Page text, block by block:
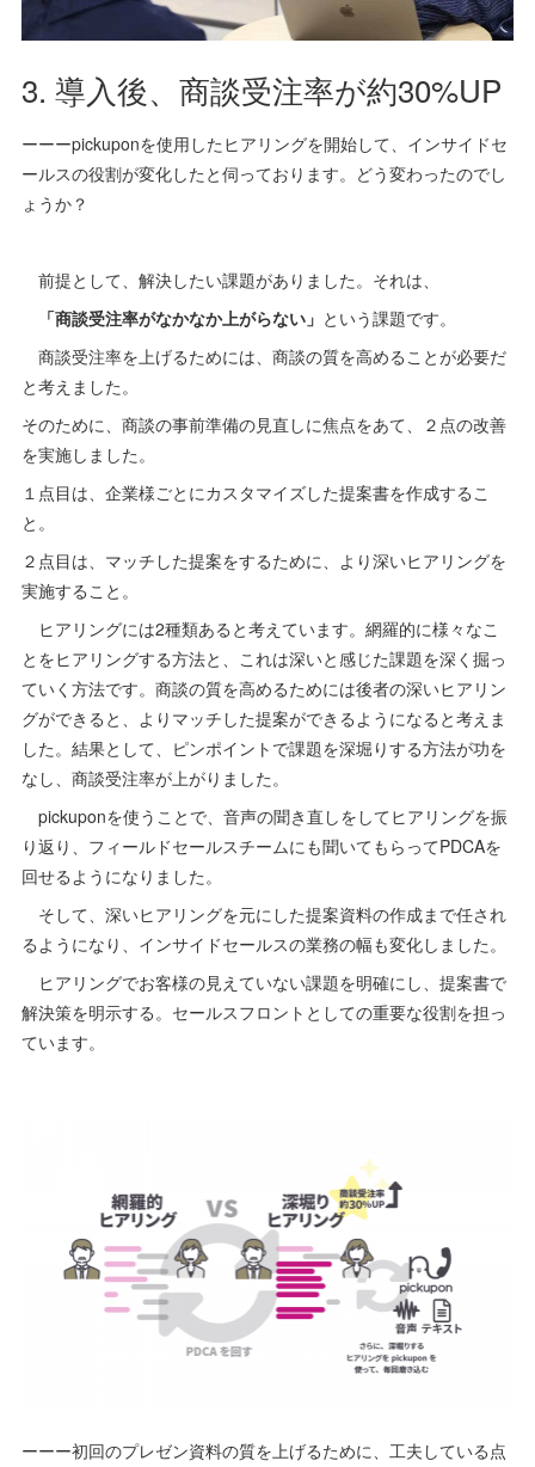
3. 導入後、商談受注率が約30%UP
ーーーpickuponを使用したヒアリングを開始して、インサイドセ
ールスの役割が変化したと伺っております。どう変わったのでし
ょうか？
前提として、解決したい課題がありました。それは、
「商談受注率がなかなか上がらない」 という課題です。
商談受注率を上げるためには、商談の質を高めることが必要だ
と考えました。
そのために、商談の事前準備の見直しに焦点をあて、２点の改善
を実施しました。
１点目は、企業様ごとにカスタマイズした提案書を作成するこ
と。
２点目は、マッチした提案をするために、より深いヒアリングを
実施すること。
ヒアリングには2種類あると考えています。網羅的に様々なこ
とをヒアリングする方法と、これは深いと感じた課題を深く掘っ
ていく方法です。商談の質を高めるためには後者の深いヒアリン
グができると、よりマッチした提案ができるようになると考えま
した。結果として、ピンポイントで課題を深堀りする方法が功を
なし、商談受注率が上がりました。
pickuponを使うことで、音声の聞き直しをしてヒアリングを振
り返り、フィールドセールスチームにも聞いてもらってPDCAを
回せるようになりました。
そして、深いヒアリングを元にした提案資料の作成まで任され
るようになり、インサイドセールスの業務の幅も変化しました。
ヒアリングでお客様の見えていない課題を明確にし、提案書で
解決策を明示する。セールスフロントとしての重要な役割を担っ
ています。
ーーー初回のプレゼン資料の質を上げるために、工夫している点